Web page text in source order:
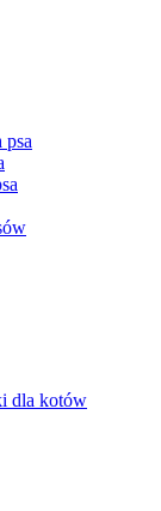
psa
dla kotów